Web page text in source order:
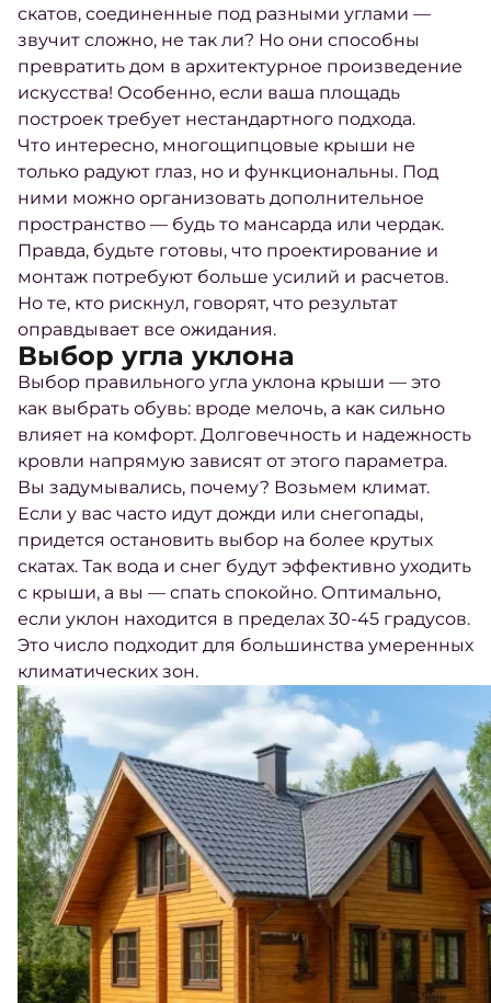
скатов, соединенные под разными углами —
звучит сложно, не так ли? Но они способны
превратить дом в архитектурное произведение
искусства! Особенно, если ваша площадь
построек требует нестандартного подхода.
Что интересно, многощипцовые крыши не
только радуют глаз, но и функциональны. Под
ними можно организовать дополнительное
пространство — будь то мансарда или чердак.
Правда, будьте готовы, что проектирование и
монтаж потребуют больше усилий и расчетов.
Но те, кто рискнул, говорят, что результат
оправдывает все ожидания.
Выбор угла уклона
Выбор правильного угла уклона крыши — это
как выбрать обувь: вроде мелочь, а как сильно
влияет на комфорт. Долговечность и надежность
кровли напрямую зависят от этого параметра.
Вы задумывались, почему? Возьмем климат.
Если у вас часто идут дожди или снегопады,
придется остановить выбор на более крутых
скатах. Так вода и снег будут эффективно уходить
с крыши, а вы — спать спокойно. Оптимально,
если уклон находится в пределах 30-45 градусов.
Это число подходит для большинства умеренных
климатических зон.